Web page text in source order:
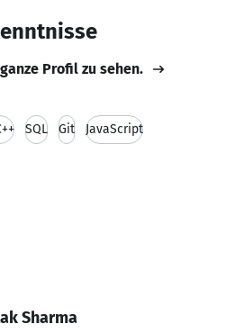
Profil zu sehen.
SQL Git JavaScript
Sharma